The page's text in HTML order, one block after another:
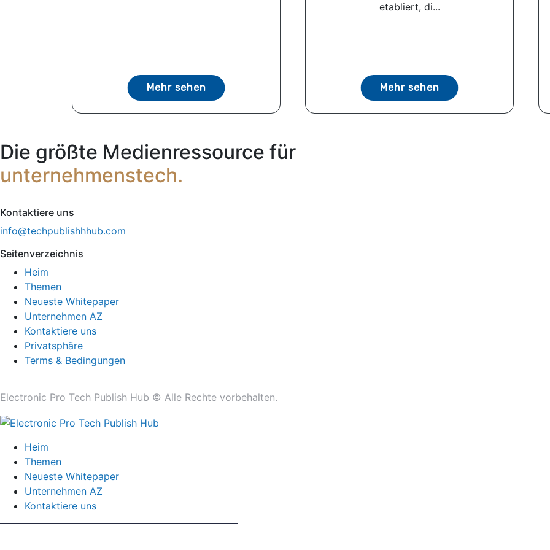
Mehr sehen
etabliert, di...
Mehr sehen
Die größte Medienressource für
unternehmenstech.
Kontaktiere uns
info@techpublishhhub.com
Seitenverzeichnis
Heim
Themen
Neueste Whitepaper
Unternehmen AZ
Kontaktiere uns
Privatsphäre
Terms & Bedingungen
Electronic Pro Tech Publish Hub © Alle Rechte vorbehalten.
Heim
Themen
Neueste Whitepaper
Unternehmen AZ
Kontaktiere uns